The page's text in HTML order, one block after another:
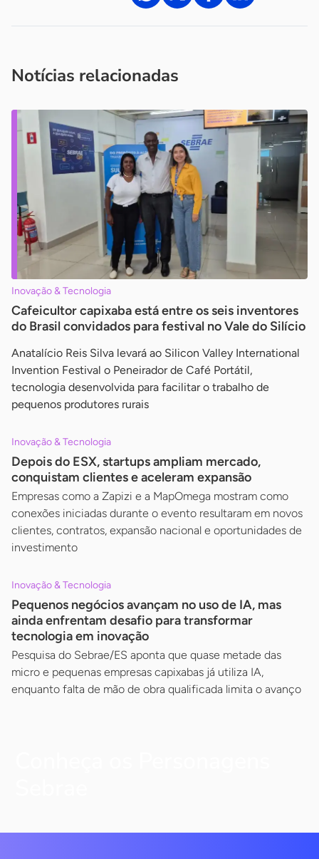
Notícias relacionadas
Inovação & Tecnologia
Cafeicultor capixaba está entre os seis inventores
do Brasil convidados para festival no Vale do Silício
Anatalício Reis Silva levará ao Silicon Valley International
Invention Festival o Peneirador de Café Portátil,
tecnologia desenvolvida para facilitar o trabalho de
pequenos produtores rurais
Inovação & Tecnologia
Depois do ESX, startups ampliam mercado,
conquistam clientes e aceleram expansão
Empresas como a Zapizi e a MapOmega mostram como
conexões iniciadas durante o evento resultaram em novos
clientes, contratos, expansão nacional e oportunidades de
investimento
Inovação & Tecnologia
Pequenos negócios avançam no uso de IA, mas
ainda enfrentam desafio para transformar
tecnologia em inovação
Pesquisa do Sebrae/ES aponta que quase metade das
micro e pequenas empresas capixabas já utiliza IA,
enquanto falta de mão de obra qualificada limita o avanço